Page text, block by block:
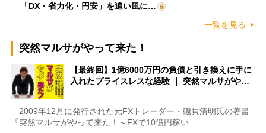
「DX・省力化・円安」を追い風に…
一覧を見る
突然マルサがやって来た！
【最終回】1億6000万円の負債と引き換えに手に
入れたプライスレスな経験 ｜ 突然マルサがや…
2009年12月に発行された元FXトレーダー・磯貝清明氏の著書
『突然マルサがやって来た！～FXで10億円稼い…